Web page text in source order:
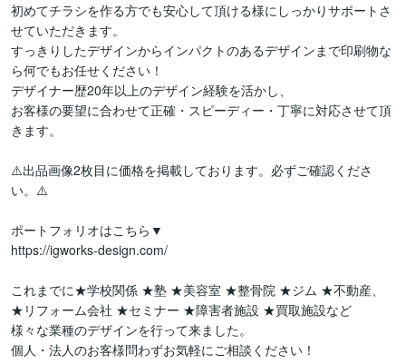
初めてチラシを作る方でも安心して頂ける様にしっかりサポートさ
せていただきます。
すっきりしたデザインからインパクトのあるデザインまで印刷物な
ら何でもお任せください！
デザイナー歴20年以上のデザイン経験を活かし、
お客様の要望に合わせて正確・スピーディー・丁寧に対応させて頂
きます。
⚠️出品画像2枚目に価格を掲載しております。必ずご確認くださ
い。⚠️
ポートフォリオはこちら▼
https://igworks-design.com/
これまでに★学校関係 ★塾 ★美容室 ★整骨院 ★ジム ★不動産、
★リフォーム会社 ★セミナー ★障害者施設 ★買取施設など
様々な業種のデザインを行って来ました。
個人・法人のお客様問わずお気軽にご相談ください！